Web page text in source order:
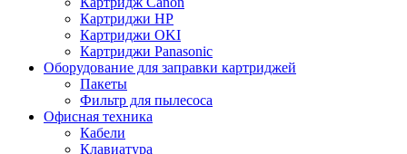
Картриджи HP
Картриджи OKI
Картриджи Panasonic
Оборудование для заправки картриджей
Пакеты
Фильтр для пылесоса
Офисная техника
Кабели
Клавиатура